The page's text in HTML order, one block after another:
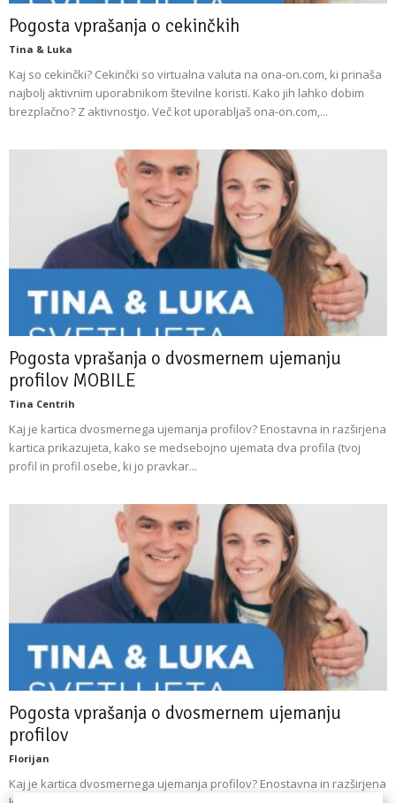
Pogosta vprašanja o cekinčkih
Tina & Luka
Kaj so cekinčki? Cekinčki so virtualna valuta na ona-on.com, ki prinaša
najbolj aktivnim uporabnikom številne koristi. Kako jih lahko dobim
brezplačno? Z aktivnostjo. Več kot uporabljaš ona-on.com,...
Pogosta vprašanja o dvosmernem ujemanju
profilov MOBILE
Tina Centrih
Kaj je kartica dvosmernega ujemanja profilov? Enostavna in razširjena
kartica prikazujeta, kako se medsebojno ujemata dva profila (tvoj
profil in profil osebe, ki jo pravkar...
Pogosta vprašanja o dvosmernem ujemanju
profilov
Florijan
Kaj je kartica dvosmernega ujemanja profilov? Enostavna in razširjena